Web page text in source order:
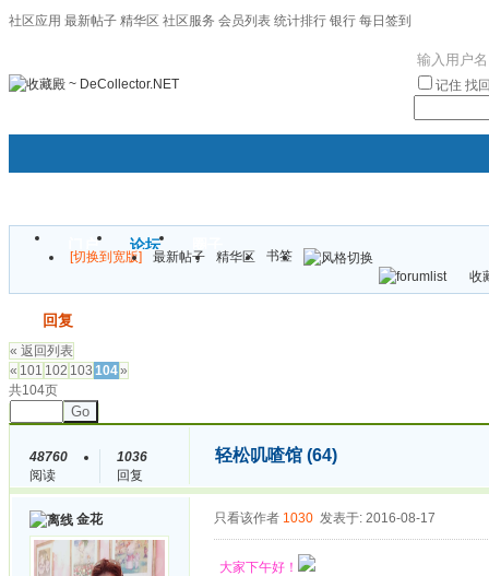
社区应用 最新帖子 精华区 社区服务 会员列表 统计排行 银行 每日签到
记住 找
门户 论坛
[切换到宽版] 最新帖子 精华区
书签
收
回复
« 返回列表
« 101 102 103 104»
共104页
Go
48760
阅读
1036
回复
轻松叽喳馆 (64)
金花 只看该作者 1030 发表于: 2016-08-17
大家下午好！